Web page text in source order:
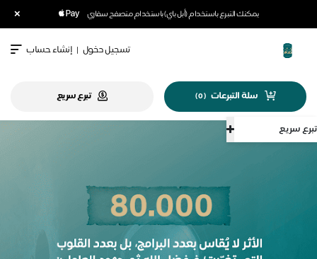
يمكنك التبرع باستخدام (أبل باي) باستخدام متصفح سفاري
تسجيل دخول | إنشاء حساب
سلة التبرعات (
0
) تبرع سريع